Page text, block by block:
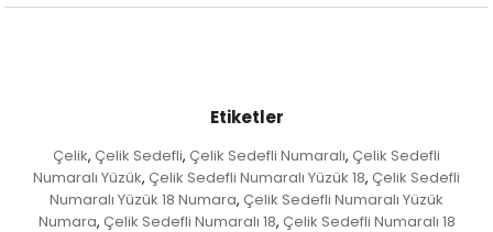
Etiketler
Çelik, Çelik Sedefli, Çelik Sedefli Numaralı, Çelik Sedefli
Numaralı Yüzük, Çelik Sedefli Numaralı Yüzük 18, Çelik Sedefli
Numaralı Yüzük 18 Numara, Çelik Sedefli Numaralı Yüzük
Numara, Çelik Sedefli Numaralı 18, Çelik Sedefli Numaralı 18